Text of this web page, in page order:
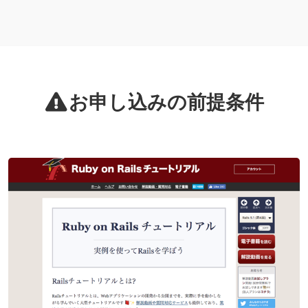
お申し込みの前提条件